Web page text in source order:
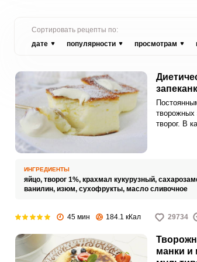
Сортировать рецепты по:
дате
популярности просмотрам
творожных
творог. В
ИНГРЕДИЕНТЫ
яйцо, творог 1%, крахмал кукурузный,
ванилин, изюм, сухофрукты, масло сливочное
45 мин 184.1 кКал 29734
манки и